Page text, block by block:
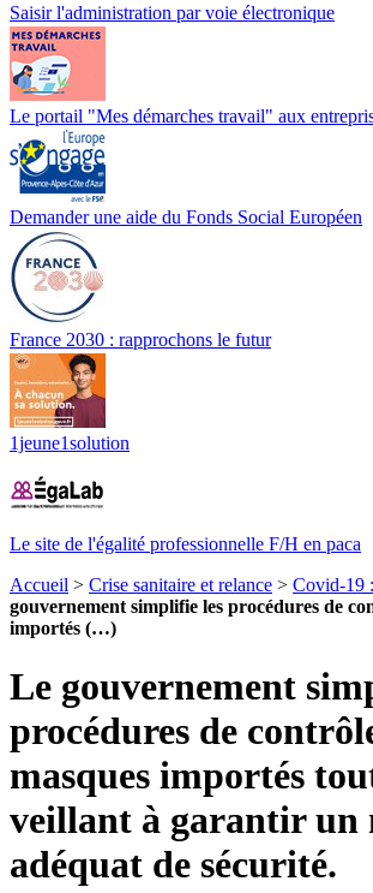
Saisir l'administration par voie électronique
Le portail "Mes démarches travail" aux
Demander une aide du Fonds Social Européen
France 2030 : rapprochons le futur
1jeune1solution
Le site de l'égalité professionnelle F/H en paca
Accueil > Crise sanitaire et relance > Covid-19
gouvernement simplifie les procédures de
importés (…)
Le gouvernement
procédures de
masques importés
veillant à garantir un
adéquat de sécurité.